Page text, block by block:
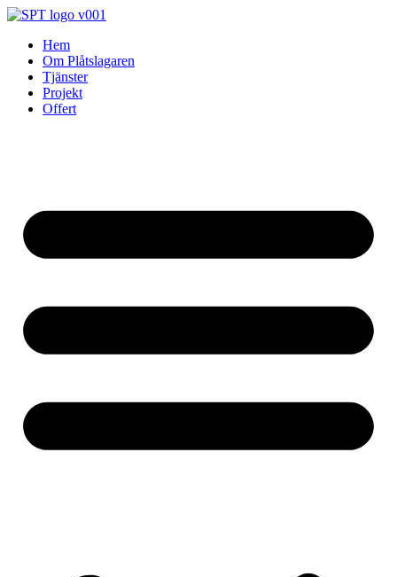
Skip
contentHem
Om Plåtslagaren
Tjänster
Projekt
Offert